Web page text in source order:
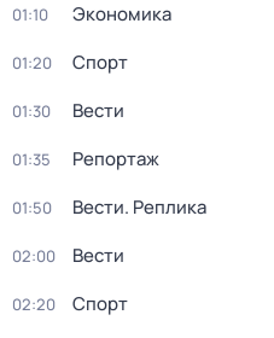
01:10 Экономика
01:20 Спорт
01:30 Вести
01:35 Репортаж
01:50 Вести. Реплика
02:00 Вести
02:20 Спорт